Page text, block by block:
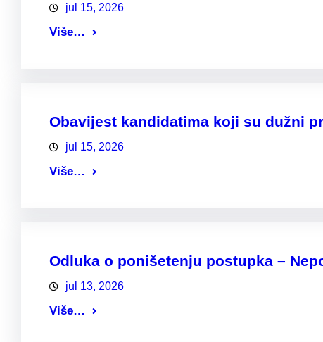
jul 15, 2026
Više…
Obavijest kandidatima koji su dužni
jul 15, 2026
Više…
Odluka o ponišetenju postupka –
jul 13, 2026
Više…